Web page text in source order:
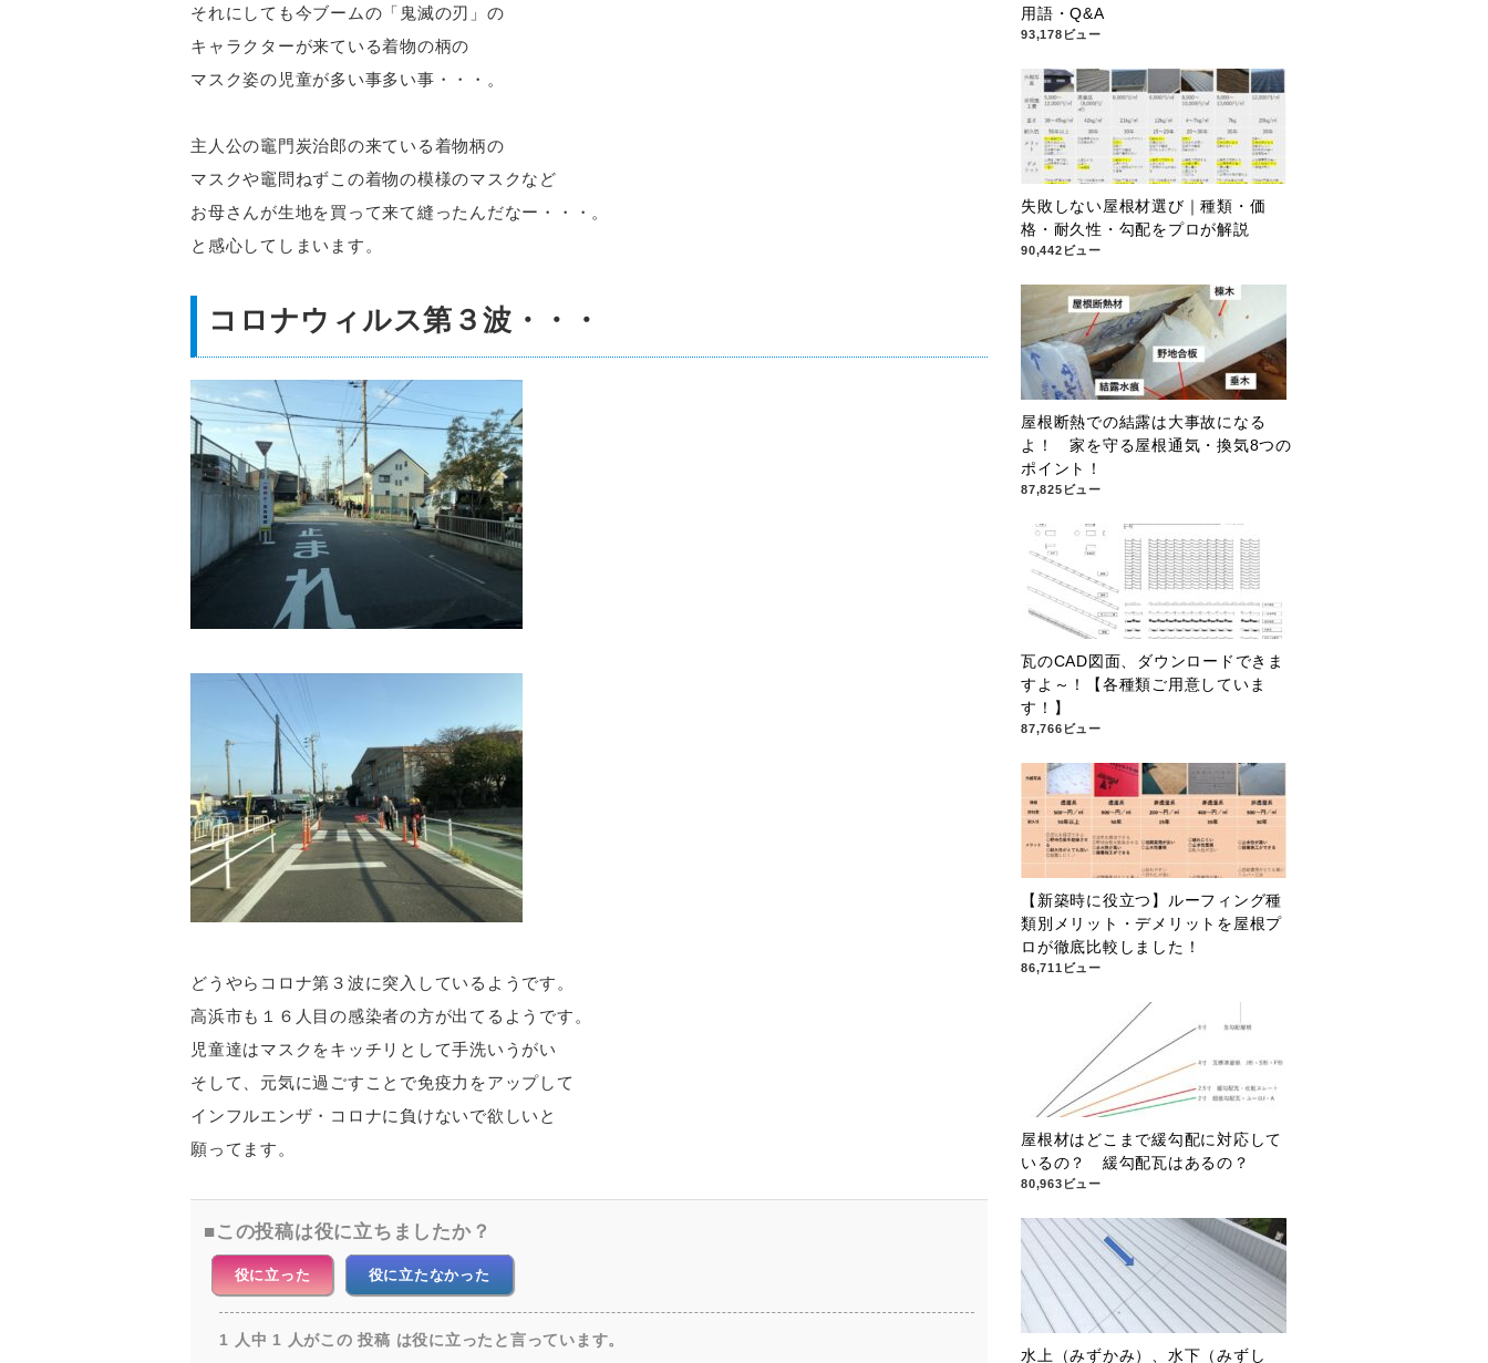
それにしても今ブームの「鬼滅の刃」の
キャラクターが来ている着物の柄の
マスク姿の児童が多い事多い事・・・。
主人公の竈門炭治郎の来ている着物柄の
マスクや竈問ねずこの着物の模様のマスクなど
お母さんが生地を買って来て縫ったんだなー・・・。
と感心してしまいます。
コロナウィルス第３波・・・
どうやらコロナ第３波に突入しているようです。
高浜市も１６人目の感染者の方が出てるようです。
児童達はマスクをキッチリとして手洗いうがい
そして、元気に過ごすことで免疫力をアップして
インフルエンザ・コロナに負けないで欲しいと
願ってます。
この投稿は役に立ちましたか？
役に立った 役に立たなかった
1 人中 1 人がこの 投稿 は役に立ったと言っています。
用語・Q&A
93,178ビュー
失敗しない屋根材選び｜種類・価
格・耐久性・勾配をプロが解説
90,442ビュー
屋根断熱での結露は大事故になる
よ！ 家を守る屋根通気・換気8つの
ポイント！
87,825ビュー
瓦のCAD図面、ダウンロードできま
すよ～！【各種類ご用意していま
す！】
87,766ビュー
【新築時に役立つ】ルーフィング種
類別メリット・デメリットを屋根プ
ロが徹底比較しました！
86,711ビュー
屋根材はどこまで緩勾配に対応して
いるの？ 緩勾配瓦はあるの？
80,963ビュー
水上（みずかみ）、水下（みずし